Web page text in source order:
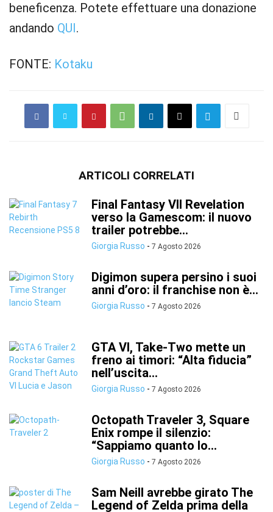
beneficenza. Potete effettuare una donazione
andando QUI.
FONTE: Kotaku
ARTICOLI CORRELATI
Final Fantasy VII Revelation
verso la Gamescom: il nuovo
trailer potrebbe...
Giorgia Russo - 7 Agosto 2026
Digimon supera persino i suoi
anni d’oro: il franchise non è...
Giorgia Russo - 7 Agosto 2026
GTA VI, Take-Two mette un
freno ai timori: “Alta fiducia”
nell’uscita...
Giorgia Russo - 7 Agosto 2026
Octopath Traveler 3, Square
Enix rompe il silenzio:
“Sappiamo quanto lo...
Giorgia Russo - 7 Agosto 2026
Sam Neill avrebbe girato The
Legend of Zelda prima della